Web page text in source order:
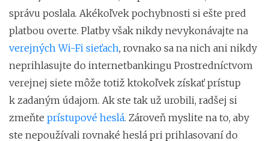
správu poslala. Akékoľvek pochybnosti si ešte pred
platbou overte. Platby však nikdy nevykonávajte na
verejných Wi-Fi sieťach, rovnako sa na nich ani nikdy
neprihlasujte do internetbankingu Prostredníctvom
verejnej siete môže totiž ktokoľvek získať prístup
k zadaným údajom. Ak ste tak už urobili, radšej si
zmeňte prístupové heslá. Zároveň myslite na to, aby
ste nepoužívali rovnaké heslá pri prihlasovaní do